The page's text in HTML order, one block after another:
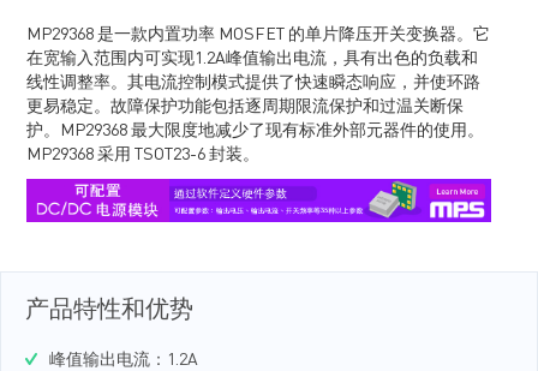
MP29368 是一款内置功率 MOSFET 的单片降压开关变换器。它
在宽输入范围内可实现1.2A峰值输出电流，具有出色的负载和
线性调整率。其电流控制模式提供了快速瞬态响应，并使环路
更易稳定。故障保护功能包括逐周期限流保护和过温关断保
护。MP29368 最大限度地减少了现有标准外部元器件的使用。
MP29368 采用 TSOT23-6 封装。
产品特性和优势
峰值输出电流：1.2A